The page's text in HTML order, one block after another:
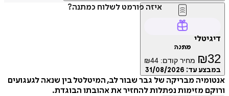
איזה פורמט לשלוח כמתנה?
דיגיטלי
מתנה
₪32 מחיר קודם: ₪44
במבצע עד: 31/08/2026
אנטומיה מבריקה של גבר שבור לב, המיטלטל בין שנאה לגעגועים
ורוקם מזימות נפתלות להחזיר את אהובתו הבוגדת.